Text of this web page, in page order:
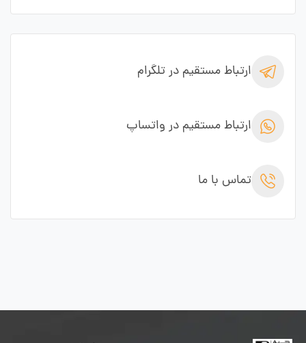
ارتباط مستقیم در تلگرام
ارتباط مستقیم در واتساپ
تماس با ما